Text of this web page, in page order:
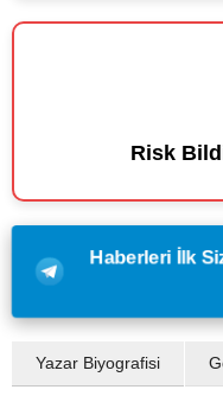
Risk
Haberleri İlk
Yazar Biyografisi